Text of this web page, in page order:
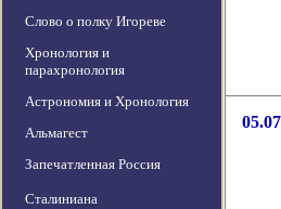
Слово о полку Игореве
Хронология и
парахронология
Астрономия и Хронология
Альмагест
Запечатленная Россия
Сталиниана